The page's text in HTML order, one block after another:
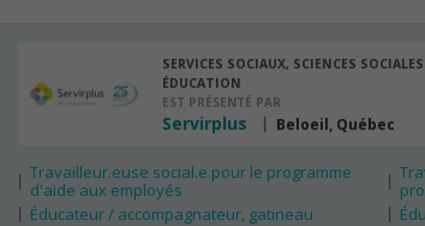
SERVICES SOCIAUX, SCIENCES
ÉDUCATION
EST PRÉSENTÉ PAR
Servirplus Beloeil, Québec
Travailleur.euse social.e pour le programme
d'aide aux employés
Éducateur / accompagnateur, gatineau